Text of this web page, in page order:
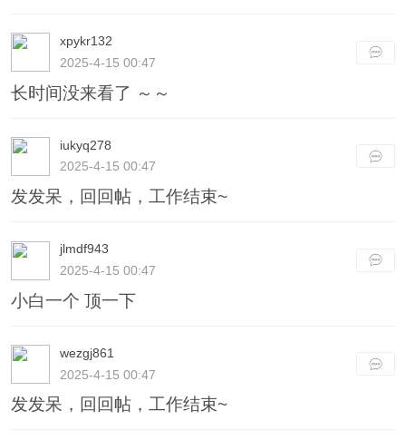
xpykr132
2025-4-15 00:47
长时间没来看了 ～～
iukyq278
2025-4-15 00:47
发发呆，回回帖，工作结束~
jlmdf943
2025-4-15 00:47
小白一个 顶一下
wezgj861
2025-4-15 00:47
发发呆，回回帖，工作结束~